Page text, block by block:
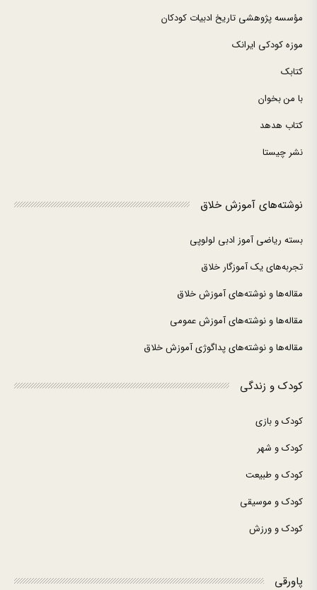
مؤسسه پژوهشی تاریخ ادبیات کودکان
موزه کودکی ایرانک
کتابک
با من بخوان
کتاب هدهد
نشر چیستا
نوشته‌های آموزش خلاق
بسته ریاضی آموز ادبی لولوپی
تجربه‌های یک آموزگار خلاق
مقاله‌ها و نوشته‌های آموزش خلاق
مقاله‌ها و نوشته‌های آموزش عمومی
مقاله‌ها و نوشته‌های پداگوژی آموزش خلاق
کودک و زندگی
کودک و بازی
کودک و شهر
کودک و طبیعت
کودک و موسیقی
کودک و ورزش
پاورقی